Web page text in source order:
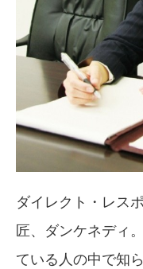
ダイレクト・レス
匠、ダンケネディ
ている人の中で知